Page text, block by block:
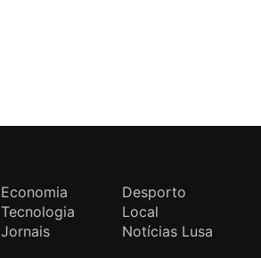
Economia
Desporto
Tecnologia
Local
Jornais Notícias Lusa